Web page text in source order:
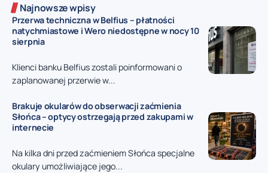
Najnowsze wpisy
Przerwa techniczna w Belfius – płatności
natychmiastowe i Wero niedostępne w nocy 10
sierpnia
Klienci banku Belfius zostali poinformowani o
zaplanowanej przerwie w...
Brakuje okularów do obserwacji zaćmienia
Słońca – optycy ostrzegają przed zakupami w
internecie
Na kilka dni przed zaćmieniem Słońca specjalne
okulary umożliwiające jego...